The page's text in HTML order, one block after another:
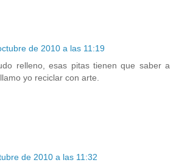
de 2010 a las 11:19
relleno, esas pitas tienen que saber a
yo reciclar con arte.
de 2010 a las 11:32